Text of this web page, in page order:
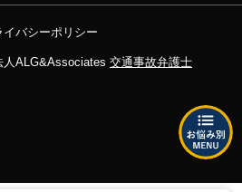
イバシーポリシー
人ALG&Associates 交通事故弁護士